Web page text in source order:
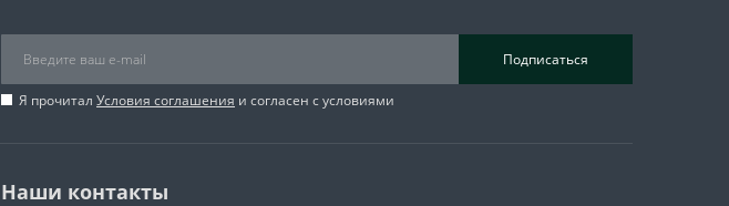
Подписаться
Я прочитал Условия соглашения и согласен с условиями
Наши контакты